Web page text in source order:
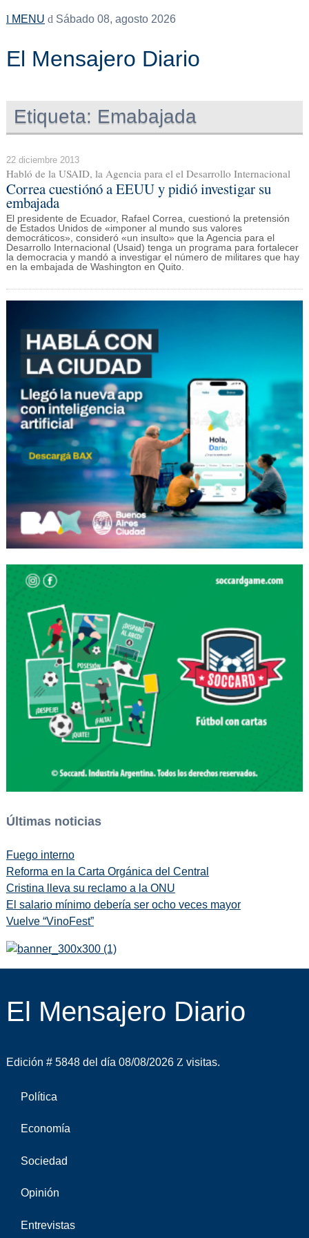
MENU Sábado 08, agosto 2026
El Mensajero Diario
Etiqueta: Emabajada
22 diciembre 2013
Habló de la USAID, la Agencia para el el Desarrollo Internacional
Correa cuestiónó a EEUU y pidió investigar su
embajada
El presidente de Ecuador, Rafael Correa, cuestionó la pretensión
de Estados Unidos de «imponer al mundo sus valores
democráticos», consideró «un insulto» que la Agencia para el
Desarrollo Internacional (Usaid) tenga un programa para fortalecer
la democracia y mandó a investigar el número de militares que hay
en la embajada de Washington en Quito.
Últimas noticias
Fuego interno
Reforma en la Carta Orgánica del Central
Cristina lleva su reclamo a la ONU
El salario mínimo debería ser ocho veces mayor
Vuelve “VinoFest”
El Mensajero Diario
Edición # 5848 del día 08/08/2026 visitas.
Política
Economía
Sociedad
Opinión
Entrevistas